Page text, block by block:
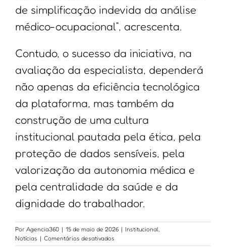
de simplificação indevida da análise
médico-ocupacional”, acrescenta.
Contudo, o sucesso da iniciativa, na
avaliação da especialista, dependerá
não apenas da eficiência tecnológica
da plataforma, mas também da
construção de uma cultura
institucional pautada pela ética, pela
proteção de dados sensíveis, pela
valorização da autonomia médica e
pela centralidade da saúde e da
dignidade do trabalhador.
Por Agencia360 | 15 de maio de 2026 | Institucional
Notícias | Comentários desativados
INSS